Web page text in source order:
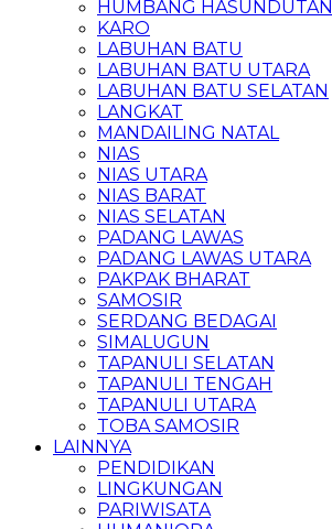
HUMBANG HASUNDUTAN
KARO
LABUHAN BATU
LABUHAN BATU UTARA
LABUHAN BATU SELATAN
LANGKAT
MANDAILING NATAL
NIAS
NIAS UTARA
NIAS BARAT
NIAS SELATAN
PADANG LAWAS
PADANG LAWAS UTARA
PAKPAK BHARAT
SAMOSIR
SERDANG BEDAGAI
SIMALUGUN
TAPANULI SELATAN
TAPANULI TENGAH
TAPANULI UTARA
TOBA SAMOSIR
LAINNYA
PENDIDIKAN
LINGKUNGAN
PARIWISATA